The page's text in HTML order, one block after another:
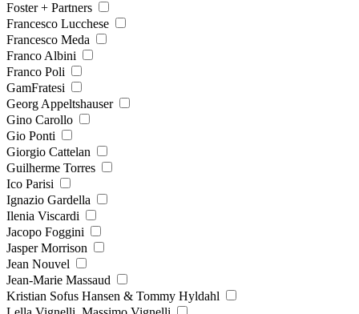
Foster + Partners
Francesco Lucchese
Francesco Meda
Franco Albini
Franco Poli
GamFratesi
Georg Appeltshauser
Gino Carollo
Gio Ponti
Giorgio Cattelan
Guilherme Torres
Ico Parisi
Ignazio Gardella
Ilenia Viscardi
Jacopo Foggini
Jasper Morrison
Jean Nouvel
Jean-Marie Massaud
Kristian Sofus Hansen & Tommy Hyldahl